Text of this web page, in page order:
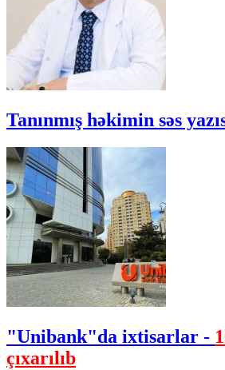
Tanınmış həkimin səs
"Unibank"da ixtisarlar -
çıxarılıb